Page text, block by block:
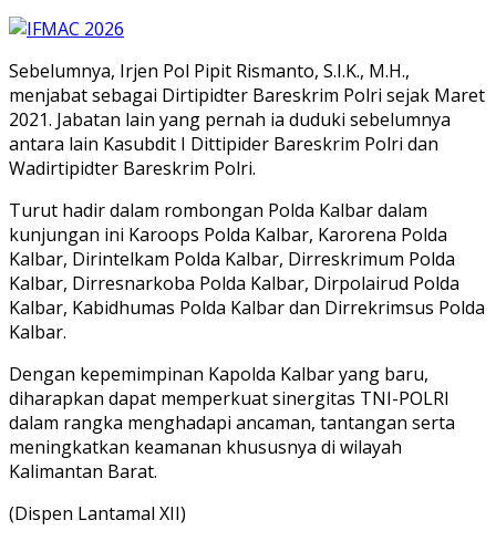
Sebelumnya, Irjen Pol Pipit Rismanto, S.I.K., M.H.,
menjabat sebagai Dirtipidter Bareskrim Polri sejak Maret
2021. Jabatan lain yang pernah ia duduki sebelumnya
antara lain Kasubdit I Dittipider Bareskrim Polri dan
Wadirtipidter Bareskrim Polri.
Turut hadir dalam rombongan Polda Kalbar dalam
kunjungan ini Karoops Polda Kalbar, Karorena Polda
Kalbar, Dirintelkam Polda Kalbar, Dirreskrimum Polda
Kalbar, Dirresnarkoba Polda Kalbar, Dirpolairud Polda
Kalbar, Kabidhumas Polda Kalbar dan Dirrekrimsus Polda
Kalbar.
Dengan kepemimpinan Kapolda Kalbar yang baru,
diharapkan dapat memperkuat sinergitas TNI-POLRI
dalam rangka menghadapi ancaman, tantangan serta
meningkatkan keamanan khususnya di wilayah
Kalimantan Barat.
(Dispen Lantamal XII)